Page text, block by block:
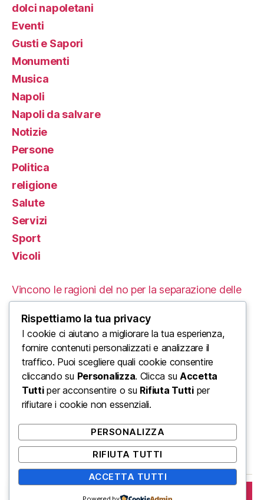
dolci napoletani
Eventi
Gusti e Sapori
Monumenti
Musica
Napoli
Napoli da salvare
Notizie
Persone
Politica
religione
Salute
Servizi
Sport
Vicoli
Vincono le ragioni del no per la separazione delle
carriere
Le Proteste in Iran: Un’Analisi delle Cause e delle
Conseguenze Tragiche
L’ordine mondiale di Trump: un enorme urlo di
disinformazione di Stato
Naval Ravikant: chi è per te questo signore?
Rispettiamo la tua privacy
I cookie ci aiutano a migliorare la tua esperienza,
fornire contenuti personalizzati e analizzare il
traffico. Puoi scegliere quali cookie consentire
cliccando su Personalizza. Clicca suAccetta
Tuttiper acconsentire o su Rifiuta Tuttiper
rifiutare i cookie non essenziali.
PERSONALIZZA
RIFIUTA TUTTI
ACCETTA TUTTI